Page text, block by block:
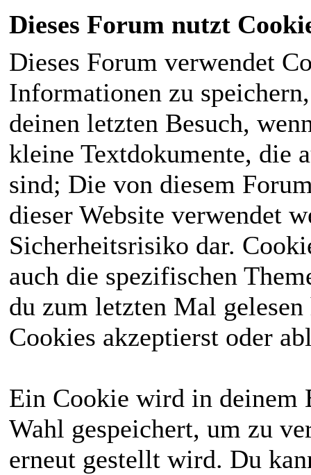
Dieses Forum nutzt
Dieses Forum verwendet
Informationen zu
deinen letzten Besuch,
kleine Textdokumente, die
sind; Die von diesem
dieser Website verwendet
Sicherheitsrisiko dar.
auch die spezifischen
du zum letzten Mal
Cookies akzeptierst oder
Ein Cookie wird in deinem
Wahl gespeichert, um zu
erneut gestellt wird. Du